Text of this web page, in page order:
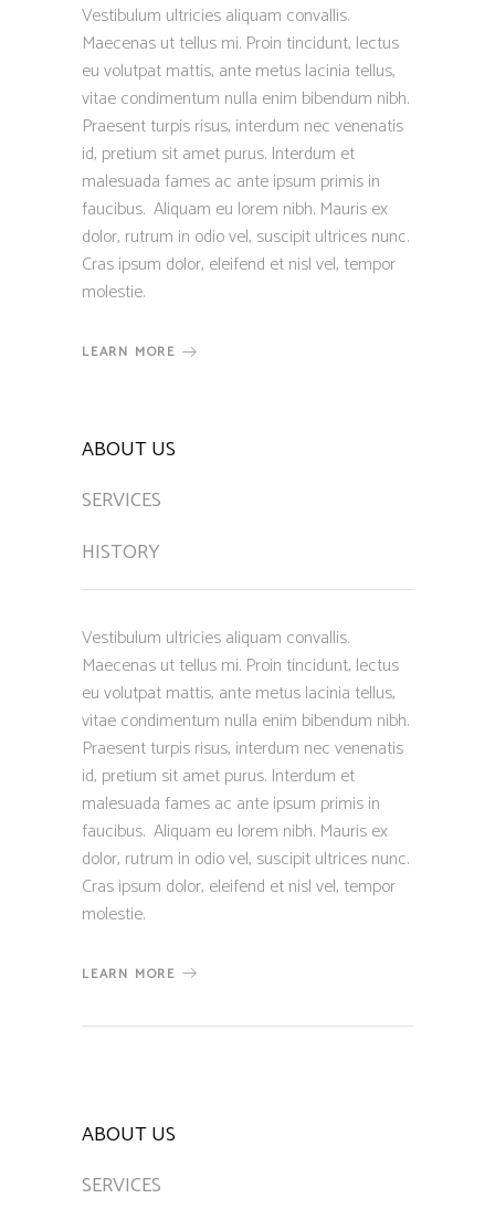
Vestibulum ultricies aliquam convallis.
Maecenas ut tellus mi. Proin tincidunt, lectus
eu volutpat mattis, ante metus lacinia tellus,
vitae condimentum nulla enim bibendum nibh.
Praesent turpis risus, interdum nec venenatis
id, pretium sit amet purus. Interdum et
malesuada fames ac ante ipsum primis in
faucibus. Aliquam eu lorem nibh. Mauris ex
dolor, rutrum in odio vel, suscipit ultrices nunc.
Cras ipsum dolor, eleifend et nisl vel, tempor
molestie.
LEARN MORE
ABOUT US
SERVICES
HISTORY
Vestibulum ultricies aliquam convallis.
Maecenas ut tellus mi. Proin tincidunt, lectus
eu volutpat mattis, ante metus lacinia tellus,
vitae condimentum nulla enim bibendum nibh.
Praesent turpis risus, interdum nec venenatis
id, pretium sit amet purus. Interdum et
malesuada fames ac ante ipsum primis in
faucibus. Aliquam eu lorem nibh. Mauris ex
dolor, rutrum in odio vel, suscipit ultrices nunc.
Cras ipsum dolor, eleifend et nisl vel, tempor
molestie.
LEARN MORE
ABOUT US
SERVICES